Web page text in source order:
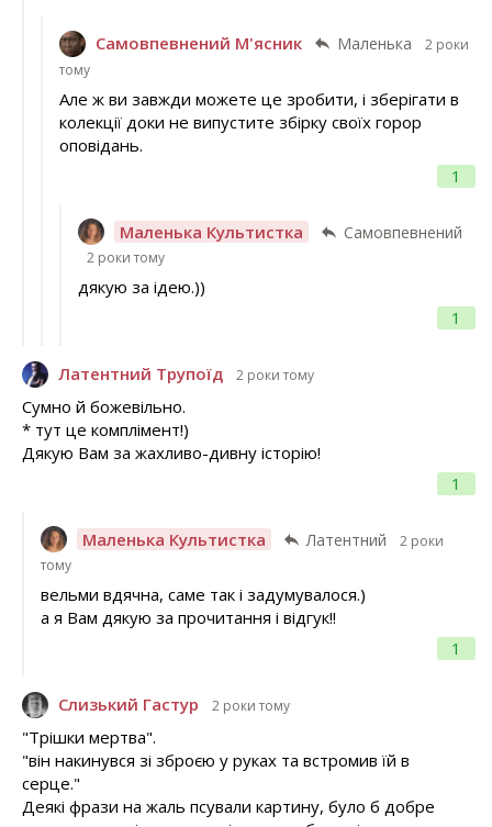
Самовпевнений М'ясник Маленька
2 роки
тому
1
Але ж ви завжди можете це зробити, і зберігати в
колекції доки не випустите збірку своїх горор
оповідань.
Маленька Культистка Самовпевнений
2 роки тому
1
дякую за ідею.))
Латентний Трупоїд 2 роки тому
1
Сумно й божевільно.
* тут це комплімент!)
Дякую Вам за жахливо-дивну історію!
Маленька Культистка Латентний
2 роки
тому
1
вельми вдячна, саме так і задумувалося.)
а я Вам дякую за прочитання і відгук!!
Слизький Гастур 2 роки тому
"Трішки мертва".
"він накинувся зі зброєю у руках та встромив їй в
серце."
Деякі фрази на жаль псували картину, було б добре